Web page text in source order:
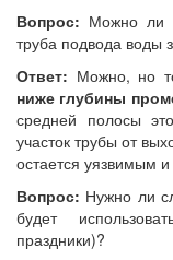
Вопрос: Можно ли
труба подвода воды
Ответ: Можно, но
ниже глубины
средней полосы
участок трубы от
остается уязвимым и
Вопрос: Нужно ли
будет
праздники)?